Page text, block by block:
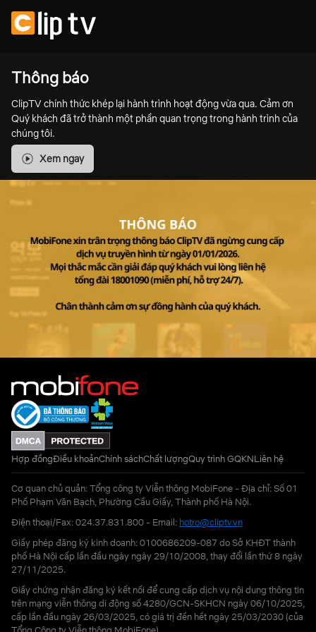
Thông báo
ClipTV chính thức khép lại hành trình hoạt động vừa qua. Cảm ơn
Quý khách đã trở thành một phần quan trọng trong hành trình của
chúng tôi.
Xem ngay
Hợp đồngĐiều khoảnChính sáchChất lượngQuy trình GQKNLiên hệ
Cơ quan chủ quản: Tổng công ty Viễn thông MobiFone - Địa chỉ: Số 01
Phố Phạm Văn Bạch, Phường Cầu Giấy, Thành phố Hà Nội.
Điện thoại/Fax: 024.37.831.800 - Email: hotro@cliptv.vn
Giấy phép đăng ký kinh doanh: 0100686209-087 do Sở KHĐT thành
phố Hà Nội cấp lần đầu ngày ngày 29/10/2008, thay đổi lần thứ 8 ngày
27/11/2025.
Giấy chứng nhận đăng ký kết nối để cung cấp dịch vụ nội dung thông tin
trên mạng viễn thông di động số 4280/GCN-SKHCN ngày 06/10/2025,
cấp lần đầu ngày 26/03/2025, có giá trị đến hết ngày 25/03/2030 (của